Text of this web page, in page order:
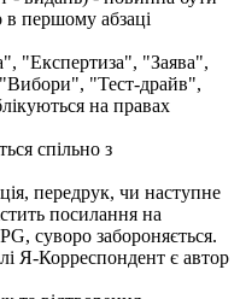
в першому абзаці
"Експертиза", "Заява",
"Тест-драйв",
на правах
спільно з
передрук, чи наступне
посилання на
суворо забороняється.
Я-Корреспондент є автор